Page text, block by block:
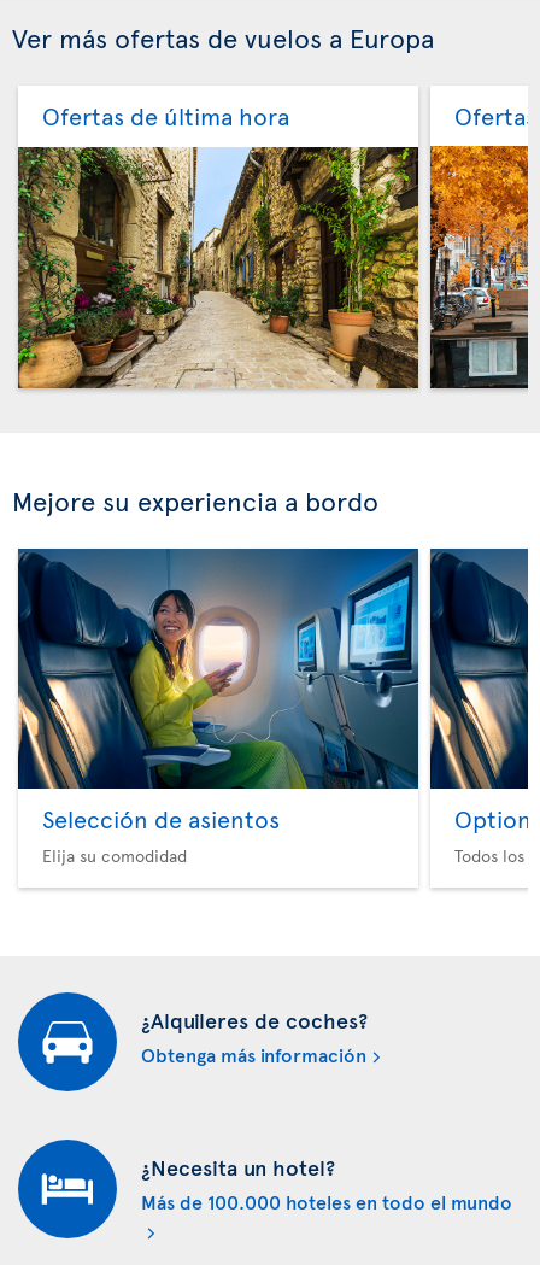
Ver más ofertas de vuelos a Europa
Ofertas de última hora
Mejore su experiencia a bordo
Selección de asientos
Elija su comodidad
Option
Todos los
¿Alquileres de coches?
Obtenga más información
¿Necesita un hotel?
Más de 100.000 hoteles en todo el mundo